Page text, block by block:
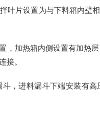
叶片设置为与下料箱内壁
，加热箱内侧设置有加热
接。
，进料漏斗下端安装有